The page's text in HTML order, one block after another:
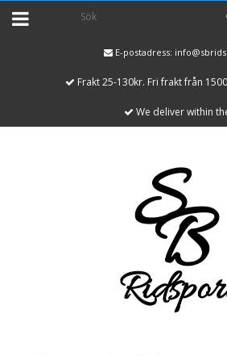
E-postadress:
Frakt 25-130kr. Fri frakt från
We deliver within